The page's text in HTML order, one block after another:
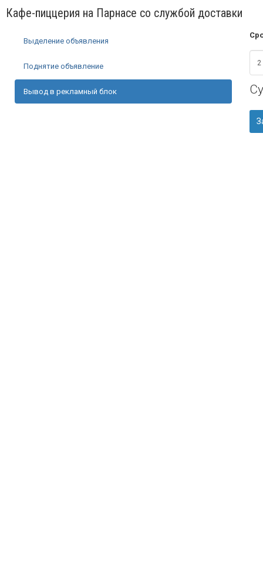
Кафе-пиццерия на Парнасе со службой доставки
Выделение объявления
Поднятие объявление
Вывод в рекламный блок